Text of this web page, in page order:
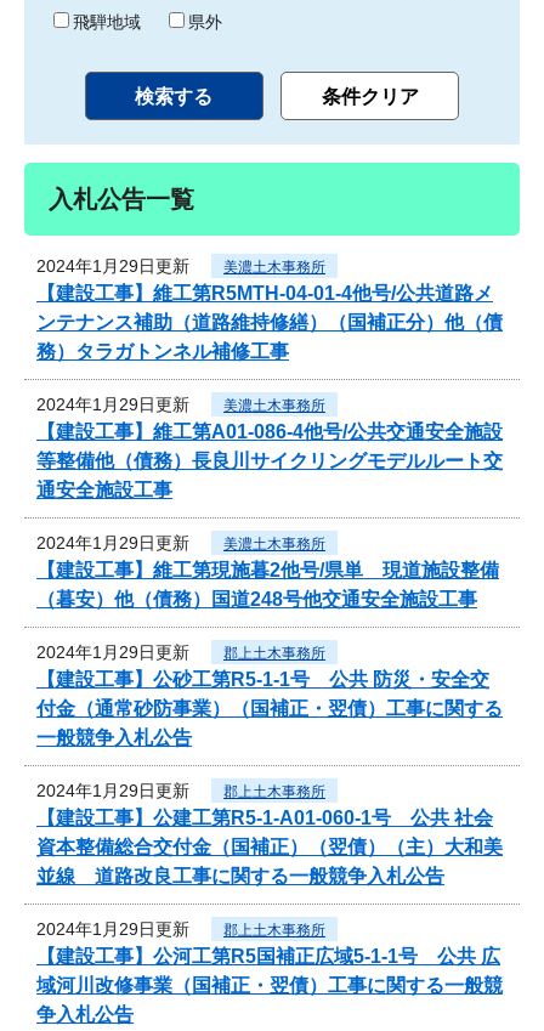
飛騨地域
県外
入札公告一覧
2024年1月29日更新 美濃土木事務所
【建設工事】維工第R5MTH-04-01-4他号/公共道路メ
ンテナンス補助（道路維持修繕）（国補正分）他（債
務）タラガトンネル補修工事
2024年1月29日更新 美濃土木事務所
【建設工事】維工第A01-086-4他号/公共交通安全施設
等整備他（債務）長良川サイクリングモデルルート交
通安全施設工事
2024年1月29日更新 美濃土木事務所
【建設工事】維工第現施暮2他号/県単 現道施設整備
（暮安）他（債務）国道248号他交通安全施設工事
2024年1月29日更新 郡上土木事務所
【建設工事】公砂工第R5-1-1号 公共 防災・安全交
付金（通常砂防事業）（国補正・翌債）工事に関する
一般競争入札公告
2024年1月29日更新 郡上土木事務所
【建設工事】公建工第R5-1-A01-060-1号 公共 社会
資本整備総合交付金（国補正）（翌債）（主）大和美
並線 道路改良工事に関する一般競争入札公告
2024年1月29日更新 郡上土木事務所
【建設工事】公河工第R5国補正広域5-1-1号 公共 広
域河川改修事業（国補正・翌債）工事に関する一般競
争入札公告